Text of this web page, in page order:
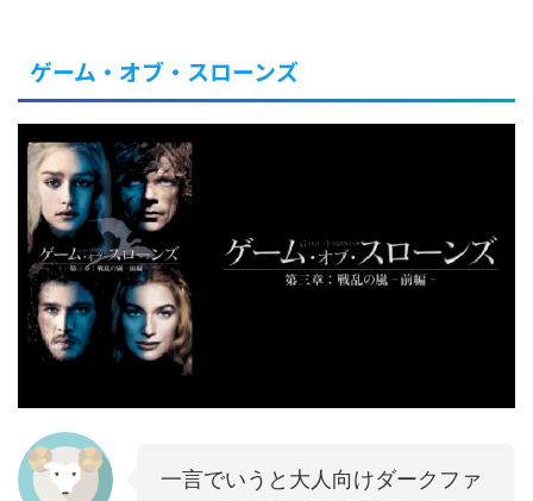
ゲーム・オブ・スローンズ
一言でいうと大人向けダークファ